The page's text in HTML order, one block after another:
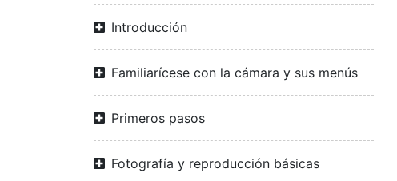
Introducción
Familiarícese con la cámara y sus menús
Primeros pasos
Fotografía y reproducción básicas